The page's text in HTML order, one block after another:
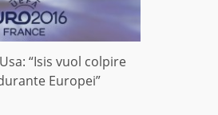
“Isis vuol colpire
Europei”